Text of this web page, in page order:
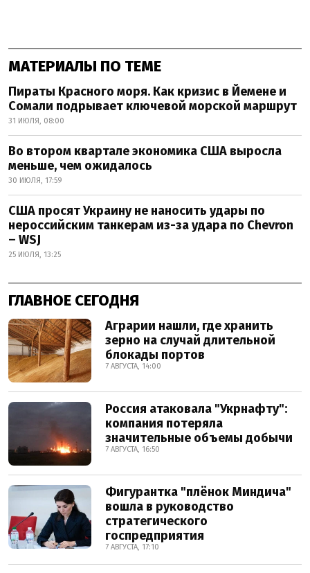
МАТЕРИАЛЫ ПО ТЕМЕ
Пираты Красного моря. Как кризис в Йемене и
Сомали подрывает ключевой морской маршрут
31 ИЮЛЯ, 08:00
Во втором квартале экономика США выросла
меньше, чем ожидалось
30 ИЮЛЯ, 17:59
США просят Украину не наносить удары по
нероссийским танкерам из-за удара по Chevron
– WSJ
25 ИЮЛЯ, 13:25
ГЛАВНОЕ СЕГОДНЯ
Аграрии нашли, где хранить
зерно на случай длительной
блокады портов
7 АВГУСТА, 14:00
Россия атаковала "Укрнафту":
компания потеряла
значительные объемы добычи
7 АВГУСТА, 16:50
Фигурантка "плёнок Миндича"
вошла в руководство
стратегического
госпредприятия
7 АВГУСТА, 17:10